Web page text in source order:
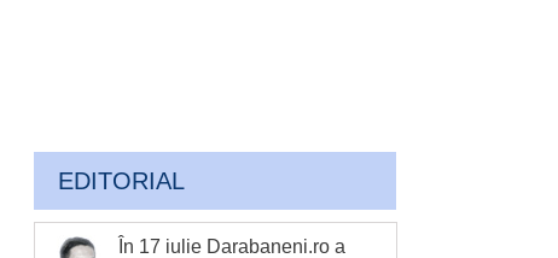
EDITORIAL
În 17 iulie Darabaneni.ro a